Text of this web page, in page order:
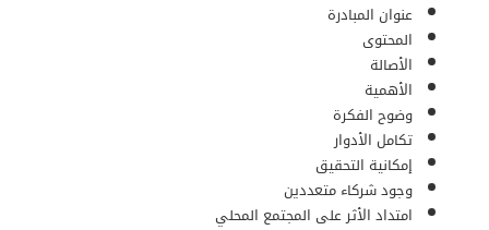
عنوان المبادرة
المحتوى
الأصالة
الأهمية
وضوح الفكرة
تكامل الأدوار
إمكانية التحقيق
وجود شركاء متعددين
امتداد الأثر على المجتمع المحلي